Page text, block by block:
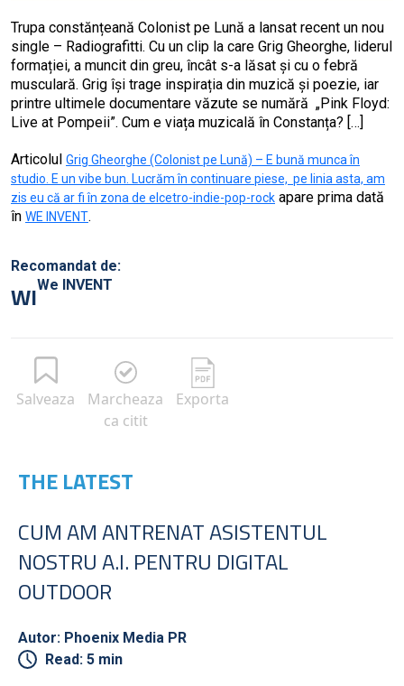
Trupa constănțeană Colonist pe Lună a lansat recent un nou
single – Radiografitti. Cu un clip la care Grig Gheorghe, liderul
formației, a muncit din greu, încât s-a lăsat și cu o febră
musculară. Grig își trage inspirația din muzică și poezie, iar
printre ultimele documentare văzute se numără „Pink Floyd:
Live at Pompeii”. Cum e viața muzicală în Constanța? […]
Articolul Grig Gheorghe (Colonist pe Lună) – E bună munca în
studio. E un vibe bun. Lucrăm în continuare piese, pe linia asta, am
zis eu că ar fi în zona de elcetro-indie-pop-rock apare prima dată
în WE INVENT.
Recomandat de:
WIWe INVENT
Salveaza
Marcheaza
ca citit
Exporta
THE LATEST
CUM AM ANTRENAT ASISTENTUL
NOSTRU A.I. PENTRU DIGITAL
OUTDOOR
Autor: Phoenix Media PR
Read: 5 min